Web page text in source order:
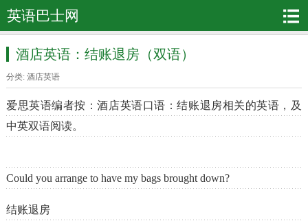
英语巴士网
酒店英语：结账退房（双语）
分类: 酒店英语
爱思英语编者按：酒店英语口语：结账退房相关的英语，及
中英双语阅读。
Could you arrange to have my bags brought down?
结账退房